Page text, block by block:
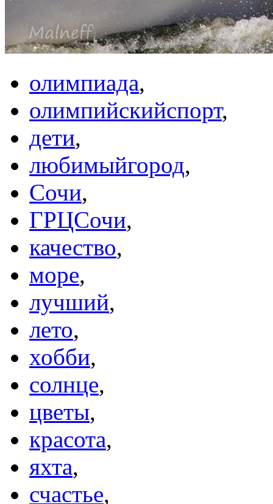
олимпиада,
олимпийскийспорт,
дети,
любимыйгород,
Сочи,
ГРЦСочи,
качество,
море,
лучший,
лето,
хобби,
солнце,
цветы,
красота,
яхта,
счастье,